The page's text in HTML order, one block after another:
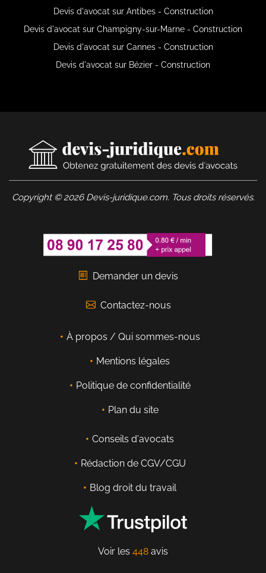
Devis d'avocat sur Antibes - Construction
Devis d'avocat sur Champigny-sur-Marne - Construction
Devis d'avocat sur Cannes - Construction
Devis d'avocat sur Bézier - Construction
Copyright © 2026 Devis-juridique.com. Tous droits réservés.
Demander un devis
Contactez-nous
À propos / Qui sommes-nous
Mentions légales
Politique de confidentialité
Plan du site
Conseils d'avocats
Rédaction de CGV/CGU
Blog droit du travail
Voir les 448 avis